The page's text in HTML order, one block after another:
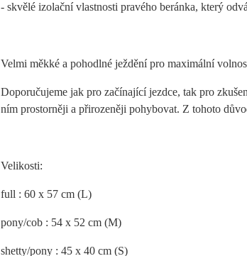
- skvělé izolační vlastnosti pravého beránka, který
Velmi měkké a pohodlné ježdění pro maximální
Doporučujeme jak pro začínající jezdce, tak pro
ním prostorněji a přirozeněji pohybovat. Z tohoto
Velikosti:
full : 60 x 57 cm (L)
pony/cob : 54 x 52 cm (M)
shetty/pony : 45 x 40 cm (S)